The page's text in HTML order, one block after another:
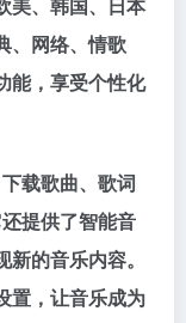
、网络、情歌
能，享受个性化
载歌曲、歌词
提供了智能音
的音乐内容。
置，让音乐成为